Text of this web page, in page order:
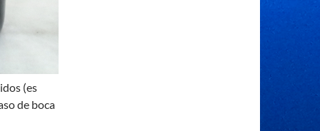
(es
de boca